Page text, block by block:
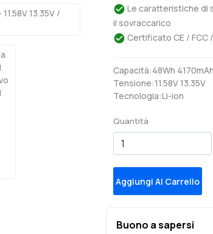
Le caratteristiche di
il sovraccarico
Certificato CE / FCC
Capacità:48Wh 4170mAh
Tensione:11.58V 13.35V
Tecnologia:Li-ion
Quantità
Aggiungi Al Carrello
Buono a sapersi